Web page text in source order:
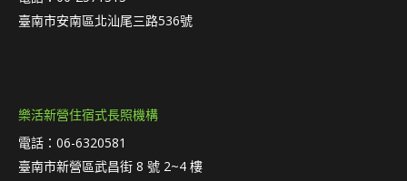
臺南市安南區北汕尾三路536號
樂活新營住宿式長照機構
電話：06-6320581
臺南市新營區武昌街 8 號 2~4 樓